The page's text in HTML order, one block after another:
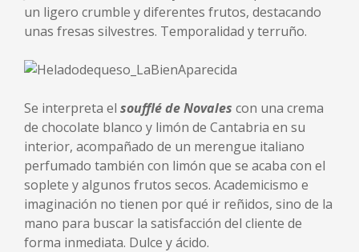
un ligero crumble y diferentes frutos, destacando
unas fresas silvestres. Temporalidad y terruño.
Se interpreta el soufflé de Novales con una crema
de chocolate blanco y limón de Cantabria en su
interior, acompañado de un merengue italiano
perfumado también con limón que se acaba con el
soplete y algunos frutos secos. Academicismo e
imaginación no tienen por qué ir reñidos, sino de la
mano para buscar la satisfacción del cliente de
forma inmediata. Dulce y ácido.